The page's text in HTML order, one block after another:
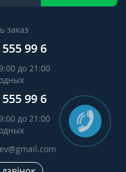
заказ
99 6
до 21:00
99 6
до 21:00